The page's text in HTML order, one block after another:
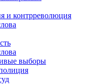
и контрреволюция
выборы